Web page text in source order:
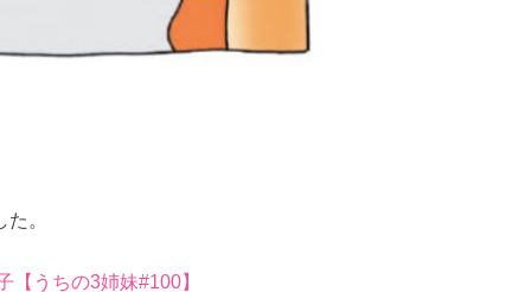
。
【うちの3姉妹#100】